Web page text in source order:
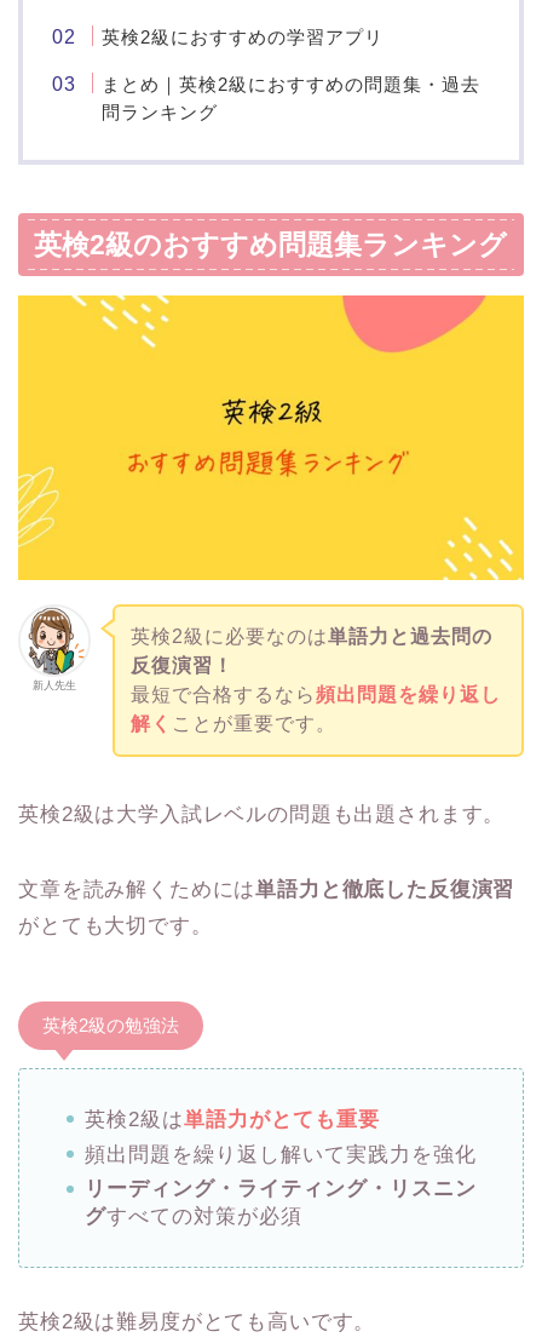
英検2級におすすめの学習アプリ
まとめ｜英検2級におすすめの問題集・過去
問ランキング
英検2級のおすすめ問題集ランキング
新人先生
英検2級に必要なのは単語力と過去問の
反復演習！
最短で合格するなら頻出問題を繰り返し
解く ことが重要です。
英検2級は大学入試レベルの問題も出題されます。
文章を読み解くためには単語力と徹底した反復演習
がとても大切です。
英検2級の勉強法
英検2級は単語力がとても重要
頻出問題を繰り返し解いて実践力を強化
リーディング・ライティング・リスニン
グすべての対策が必須
英検2級は難易度がとても高いです。